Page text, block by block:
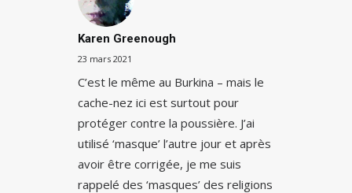
Karen Greenough
23 mars 2021
C’est le même au Burkina – mais le
cache-nez ici est surtout pour
protéger contre la poussière. J’ai
utilisé ‘masque’ l’autre jour et après
avoir être corrigée, je me suis
rappelé des ‘masques’ des religions